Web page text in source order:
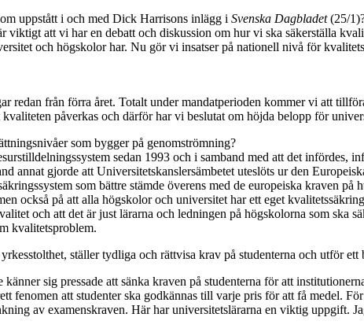
uppstått i och med Dick Harrisons inlägg i Svenska Dagbladet(25/
viktigt att vi har en debatt och diskussion om hur vi ska säkerställa
och högskolor har. Nu gör vi insatser på nationell nivå för
redan från förra året. Totalt under mandatperioden kommer vi att
påverkas och därför har vi beslutat om höjda belopp för
som bygger på genomströmning?
sedan 1993 och i samband med att det infördes,
annat gjorde att Universitetskanslersämbetet uteslöts ur den
som bättre stämde överens med de europeiska kraven
också på att alla högskolor och universitet har ett eget
och att det är just lärarna och ledningen på högskolorna som ska
kvalitetsproblem.
ställer tydliga och rättvisa krav på studenterna och utför ett
sig pressade att sänka kraven på studenterna för att
fenomen att studenter ska godkännas till varje pris för att få medel.
av examenskraven. Här har universitetslärarna en viktig uppgift.